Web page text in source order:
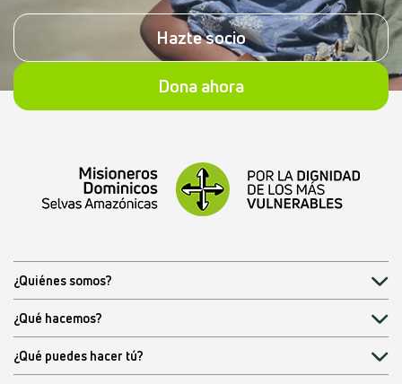
Hazte socio
Dona ahora
¿Quiénes somos?
¿Qué hacemos?
¿Qué puedes hacer tú?